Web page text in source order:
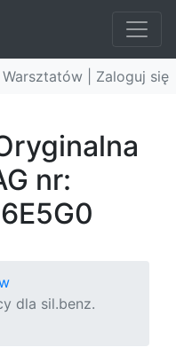
| Zaloguj się
nr:
dla sil.benz.